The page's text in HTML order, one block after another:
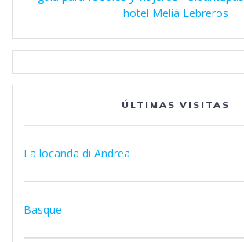
hotel Meliá Lebreros
ÚLTIMAS VISITAS
La locanda di Andrea
Basque